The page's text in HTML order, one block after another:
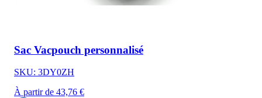
Sac Vacpouch personnalisé
SKU: 3DY0ZH
À partir de 43,76 €